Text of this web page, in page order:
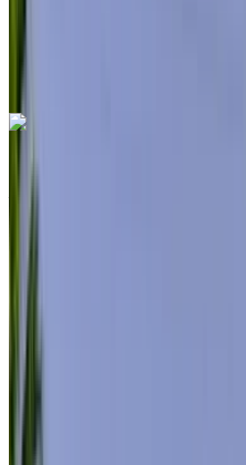
Aéroport de Rabat Sale, Rabat
Rabat Sale, Rabat
MAD 11,500